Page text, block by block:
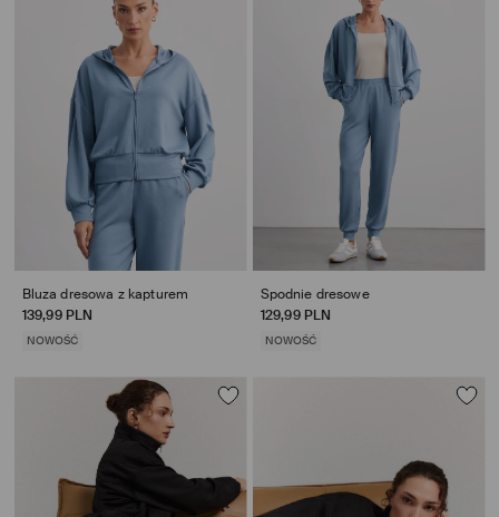
Bluza dresowa z kapturem
139,99 PLN
NOWOŚĆ
Spodnie dresowe
129,99 PLN
NOWOŚĆ